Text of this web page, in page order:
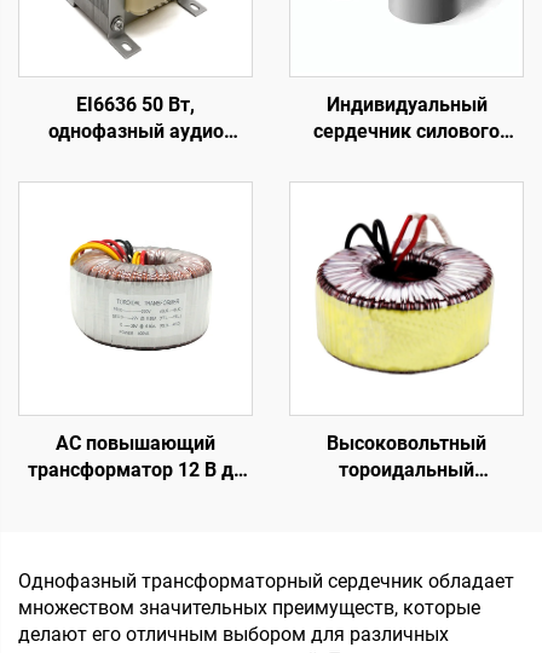
EI6636 50 Вт,
однофазный аудио
трансформатор
Индивидуальный
сердечник силового
240 В / выход 24 В и 36 В,
для аудиоусилителя с
частотой 50 Гц
AC повышающий
трансформатор 12 В до
медного провода,
тороидальный
трансформатор 110 В до
Высоковольтный
тороидальный
мощности с
гальванической
развязкой, 220 В, 80 В,
Однофазный трансформаторный сердечник обладает
множеством значительных преимуществ, которые
делают его отличным выбором для различных